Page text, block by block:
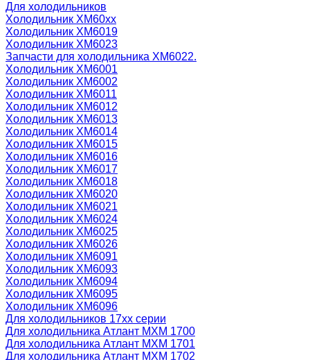
Для холодильников
Холодильник ХМ60xx
Холодильник ХМ6019
Холодильник ХМ6023
Запчасти для холодильника ХМ6022.
Холодильник ХМ6001
Холодильник ХМ6002
Холодильник ХМ6011
Холодильник ХМ6012
Холодильник ХМ6013
Холодильник ХМ6014
Холодильник ХМ6015
Холодильник ХМ6016
Холодильник ХМ6017
Холодильник ХМ6018
Холодильник ХМ6020
Холодильник ХМ6021
Холодильник ХМ6024
Холодильник ХМ6025
Холодильник ХМ6026
Холодильник ХМ6091
Холодильник ХМ6093
Холодильник ХМ6094
Холодильник ХМ6095
Холодильник ХМ6096
Для холодильников 17хх серии
Для холодильника Атлант МХМ 1700
Для холодильника Атлант МХМ 1701
Для холодильника Атлант МХМ 1702